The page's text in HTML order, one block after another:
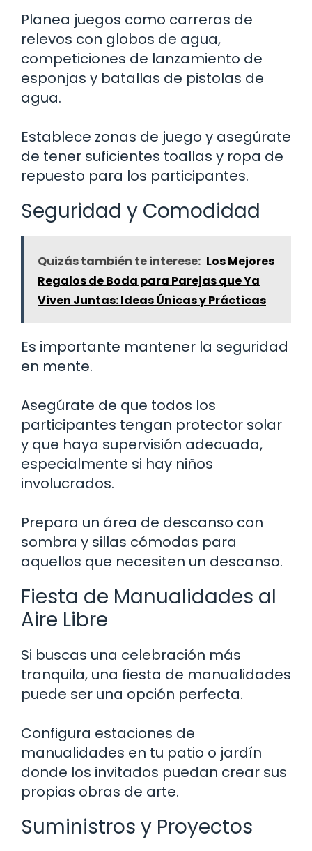
Planea juegos como carreras de
relevos con globos de agua,
competiciones de lanzamiento de
esponjas y batallas de pistolas de
agua.
Establece zonas de juego y asegúrate
de tener suficientes toallas y ropa de
repuesto para los participantes.
Seguridad y Comodidad
Quizás también te interese: Los Mejores
Regalos de Boda para Parejas que Ya
Viven Juntas: Ideas Únicas y Prácticas
Es importante mantener la seguridad
en mente.
Asegúrate de que todos los
participantes tengan protector solar
y que haya supervisión adecuada,
especialmente si hay niños
involucrados.
Prepara un área de descanso con
sombra y sillas cómodas para
aquellos que necesiten un descanso.
Fiesta de Manualidades al
Aire Libre
Si buscas una celebración más
tranquila, una fiesta de manualidades
puede ser una opción perfecta.
Configura estaciones de
manualidades en tu patio o jardín
donde los invitados puedan crear sus
propias obras de arte.
Suministros y Proyectos